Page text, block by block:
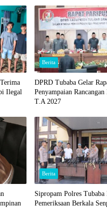
Ilegal
Berita
DPRD Tubaba Gelar
Penyampaian
T.A 2027
Berita
Sipropam Polres Tubaba
Pemeriksaan Berkala